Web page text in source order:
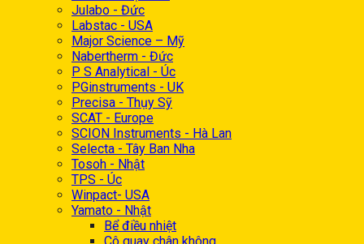
Julabo - Đức
Labstac - USA
Major Science – Mỹ
Nabertherm - Đức
P S Analytical - Úc
PGinstruments - UK
Precisa - Thụy Sỹ
SCAT - Europe
SCION Instruments - Hà Lan
Selecta - Tây Ban Nha
Tosoh - Nhật
TPS - Úc
Winpact- USA
Yamato - Nhật
Bể điều nhiệt